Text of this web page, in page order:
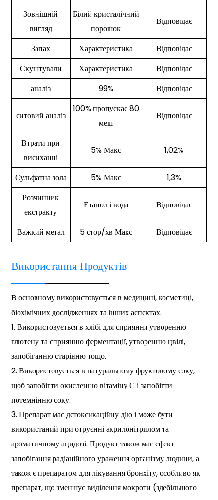
Зовнішній
вигляд
Білий кристалічний
порошок
Відповідає
Запах Характеристика
Відповідає
Скуштували
Характеристика
Відповідає
аналіз
99% Відповідає
ситовий аналіз
100% пропускає 80
меш
Відповідає
Втрати при
висиханні
5% Макс 1,02%
Сульфатна зола 5% Макс
1,3%
Розчинник
екстракту
Етанол і вода Відповідає
Важкий метал 5 стор/хв Макс Відповідає
Використання Продуктів
В основному використовується в медицині, косметиці,
біохімічних дослідженнях та інших аспектах.
1. Використовується в хлібі для сприяння утворенню
глютену та сприянню ферментації, утворенню цвілі,
запобіганню старінню тощо.
2. Використовується в натуральному фруктовому соку,
щоб запобігти окисленню вітаміну С і запобігти
потемнінню соку.
3. Препарат має детоксикаційну дію і може бути
використаний при отруєнні акрилонітрилом та
ароматичному ацидозі. Продукт також має ефект
запобігання радіаційного ураження організму людини, а
також є препаратом для лікування бронхіту, особливо як
препарат, що зменшує виділення мокроти (здебільшого